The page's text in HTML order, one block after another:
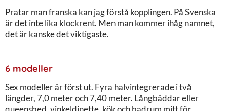
Pratar man franska kan jag förstå kopplingen. På Svenska
är det inte lika klockrent. Men man kommer ihåg namnet,
det är kanske det viktigaste.
6 modeller
Sex modeller är först ut. Fyra halvintegrerade i två
längder, 7,0 meter och 7,40 meter. Långbäddar eller